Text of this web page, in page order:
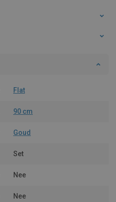
Flat
90 cm
Goud
Set
Nee
Nee